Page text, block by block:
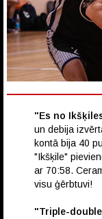
"Es no
un debija
kontā bija 40
"Ikšķile"
ar 70:58.
visu ģērbtuvi!
"Triple-